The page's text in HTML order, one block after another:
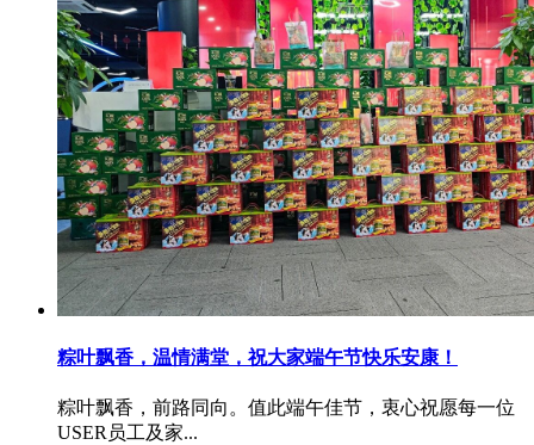
粽叶飘香，温情满堂，祝大家端午节快乐安康！
粽叶飘香，前路同向。值此端午佳节，衷心祝愿每一位
USER员工及家...